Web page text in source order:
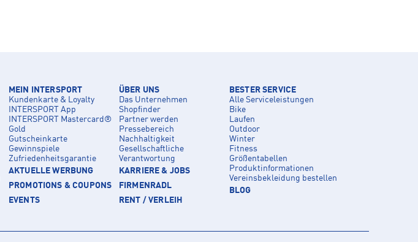
MEIN INTERSPORT
Kundenkarte & Loyalty
INTERSPORT App
INTERSPORT Mastercard®
Gold
Gutscheinkarte
Gewinnspiele
Zufriedenheitsgarantie
AKTUELLE WERBUNG
PROMOTIONS & COUPONS
EVENTS
ÜBER UNS
Das Unternehmen
Shopfinder
Partner werden
Pressebereich
Nachhaltigkeit
Gesellschaftliche
Verantwortung
KARRIERE & JOBS
FIRMENRADL
RENT / VERLEIH
BESTER SERVICE
Alle Serviceleistungen
Bike
Laufen
Outdoor
Winter
Fitness
Größentabellen
Produktinformationen
Vereinsbekleidung bestellen
BLOG